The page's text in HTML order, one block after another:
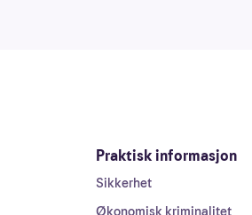
Praktisk informasjon
Sikkerhet
Økonomisk kriminalitet